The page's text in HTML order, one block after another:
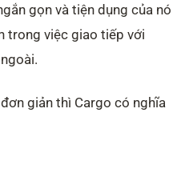
gọn và tiện dụng của nó
trong việc giao tiếp với
giản thì Cargo có nghĩa